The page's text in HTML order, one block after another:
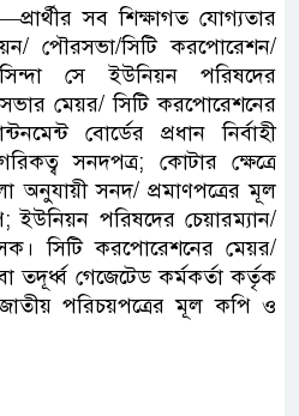
সব শিক্ষাগত যোগ্যতার
পৌরসভা/সিটি করপোরেশন/
সে ইউনিয়ন পরিষদের
মেয়র/ সিটি করপোরেশনের
বোর্ডের প্রধান নির্বাহী
সনদপত্র; কোটার ক্ষেত্রে
অনুযায়ী সনদ/ প্রমাণপত্রের মূল
পরিষদের চেয়ারম্যান/
সিটি করপোরেশনের মেয়র/
তদূর্ধ্ব গেজেটেড কর্মকর্তা কর্তৃক
জাতীয় পরিচয়পত্রের মূল কপি ও